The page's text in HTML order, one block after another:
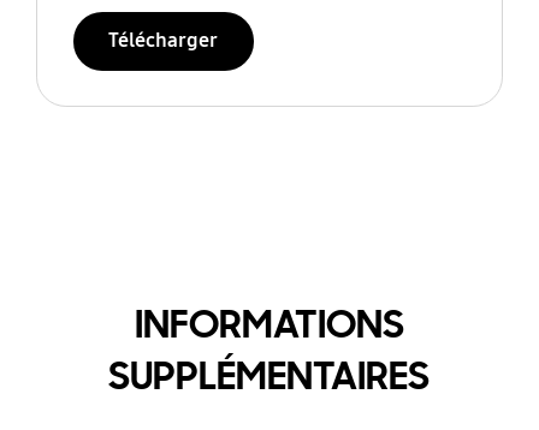
Télécharger
INFORMATIONS
SUPPLÉMENTAIRES